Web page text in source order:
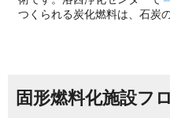
つくられる炭化燃料は、石炭
固形燃料化施設フ